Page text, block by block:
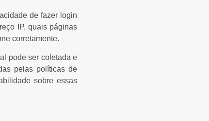
de fazer login
IP, quais páginas
corretamente.
pode ser coletada e
pelas políticas de
sobre essas